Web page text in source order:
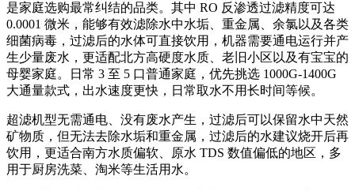
是家庭选购最常纠结的品类。其中 RO 反渗透过滤精度可达
0.0001 微米，能够有效滤除水中水垢、重金属、余氯以及各类
细菌病毒，过滤后的水体可直接饮用，机器需要通电运行并产
生少量废水，更适配北方高硬度水质、老旧小区以及有宝宝的
母婴家庭。日常 3 至 5 口普通家庭，优先挑选 1000G-1400G
大通量款式，出水速度更快，日常取水不用长时间等候。
超滤机型无需通电、没有废水产生，过滤后可以保留水中天然
矿物质，但无法去除水垢和重金属，过滤后的水建议烧开后再
饮用，更适合南方水质偏软、原水 TDS 数值偏低的地区，多
用于厨房洗菜、淘米等生活用水。